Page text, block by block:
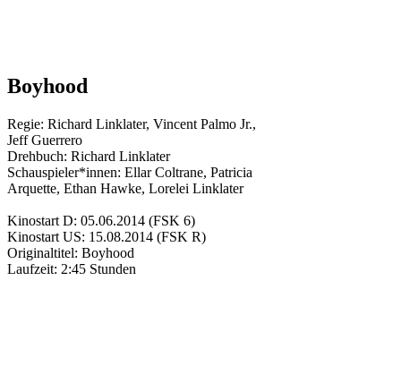
Boyhood
Regie: Richard Linklater, Vincent Palmo Jr.,
Jeff Guerrero
Drehbuch: Richard Linklater
Schauspieler*innen: Ellar Coltrane, Patricia
Arquette, Ethan Hawke, Lorelei Linklater
Kinostart D: 05.06.2014 (FSK 6)
Kinostart US: 15.08.2014 (FSK R)
Originaltitel: Boyhood
Laufzeit: 2:45 Stunden